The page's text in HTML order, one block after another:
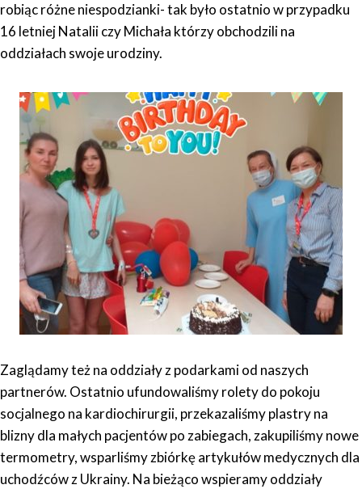
robiąc różne niespodzianki- tak było ostatnio w przypadku
16 letniej Natalii czy Michała którzy obchodzili na
oddziałach swoje urodziny.
Zaglądamy też na oddziały z podarkami od naszych
partnerów. Ostatnio ufundowaliśmy rolety do pokoju
socjalnego na kardiochirurgii, przekazaliśmy plastry na
blizny dla małych pacjentów po zabiegach, zakupiliśmy nowe
termometry, wsparliśmy zbiórkę artykułów medycznych dla
uchodźców z Ukrainy. Na bieżąco wspieramy oddziały